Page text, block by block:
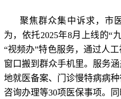
聚焦群众集中诉求，市
为，依托2025年8月上线的“
“视频办”特色服务，通过人
窗口搬到群众手机里。服务
地就医备案、门诊慢特病病
咨询办理等30项医保事项。